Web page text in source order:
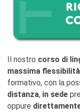
I
Il nostro corso di
massima flessibilità
formativo, con la
distanza, in sede
oppure